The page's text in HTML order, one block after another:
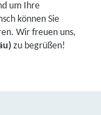
um Ihre
können Sie
Wir freuen uns,
zu begrüßen!